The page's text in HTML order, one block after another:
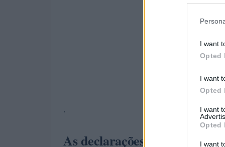
I want
Opted
I want
Opted
I want
Opted
I want
.
As declarações do